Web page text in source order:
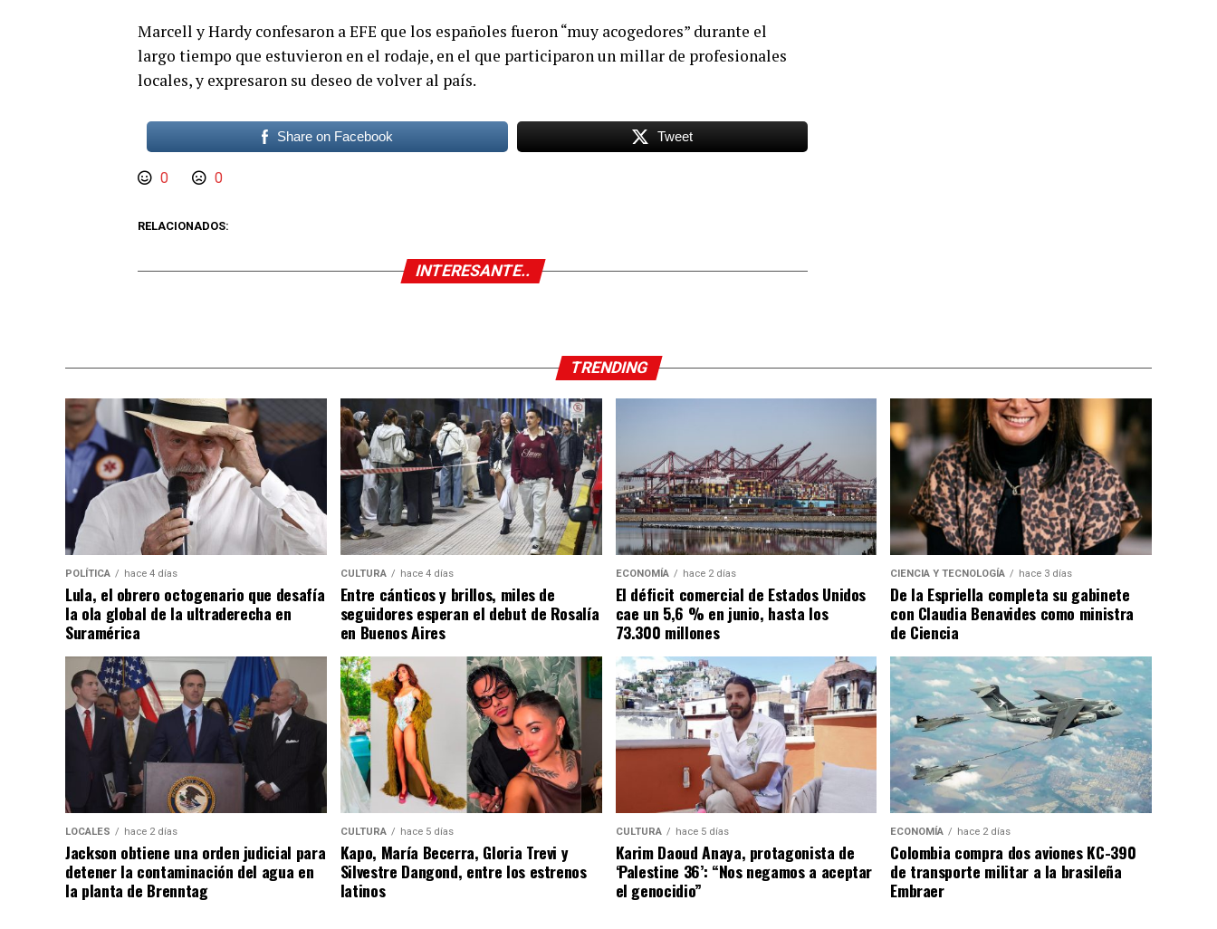
Marcell y Hardy confesaron a EFE que los españoles fueron “muy acogedores” durante el
largo tiempo que estuvieron en el rodaje, en el que participaron un millar de profesionales
locales, y expresaron su deseo de volver al país.
Share on Facebook Tweet
0 0
RELACIONADOS:
INTERESANTE..
TRENDING
POLÍTICA hace 4 días
Lula, el obrero octogenario que desafía
la ola global de la ultraderecha en
Suramérica
CULTURA hace 4 días
Entre cánticos y brillos, miles de
seguidores esperan el debut de Rosalía
en Buenos Aires
ECONOMÍA hace 2 días
El déficit comercial de Estados Unidos
cae un 5,6 % en junio, hasta los
73.300 millones
CIENCIA Y TECNOLOGÍA hace 3 días
De la Espriella completa su gabinete
con Claudia Benavides como ministra
de Ciencia
LOCALES hace 2 días
Jackson obtiene una orden judicial para
detener la contaminación del agua en
la planta de Brenntag
CULTURA hace 5 días
Kapo, María Becerra, Gloria Trevi y
Silvestre Dangond, entre los estrenos
latinos
CULTURA hace 5 días
Karim Daoud Anaya, protagonista de
‘Palestine 36’: “Nos negamos a aceptar
el genocidio”
ECONOMÍA hace 2 días
Colombia compra dos aviones KC-390
de transporte militar a la brasileña
Embraer